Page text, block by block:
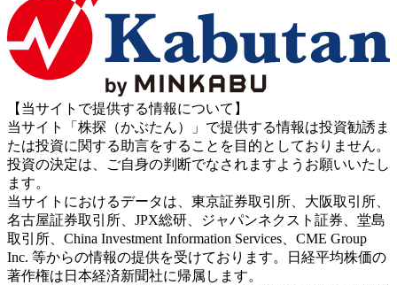
【当サイトで提供する情報について】
当サイト「株探（かぶたん）」で提供する情報は投資勧誘ま
たは投資に関する助言をすることを目的としておりません。
投資の決定は、ご自身の判断でなされますようお願いいたし
ます。
当サイトにおけるデータは、東京証券取引所、大阪取引所、
名古屋証券取引所、JPX総研、ジャパンネクスト証券、堂島
取引所、China Investment Information Services、CME Group
Inc. 等からの情報の提供を受けております。日経平均株価の
著作権は日本経済新聞社に帰属します。